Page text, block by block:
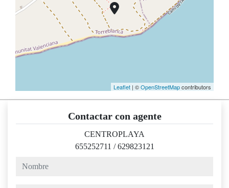
Leaflet | ©OpenStreetMapcontributors
Contactar con agente
CENTROPLAYA
655252711 /629823121
nombre